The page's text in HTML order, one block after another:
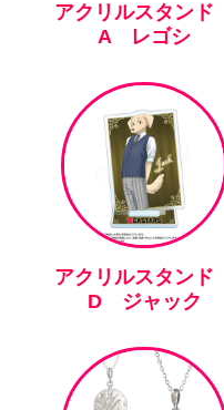
アクリルスタンド
A レゴシ
アクリルスタンド
D ジャック